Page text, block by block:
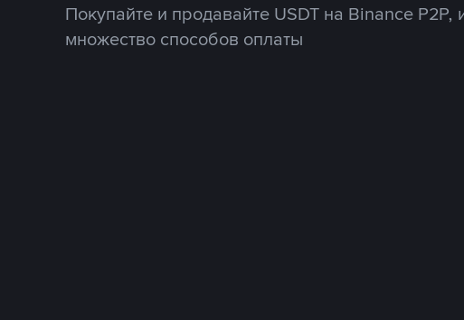
Покупайте и продавайте USDT на Binance P2P,
множество способов оплаты